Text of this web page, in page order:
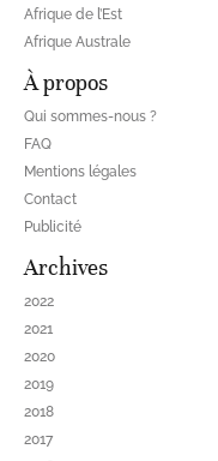
Afrique de l’Est
Afrique Australe
À propos
Qui sommes-nous ?
FAQ
Mentions légales
Contact
Publicité
Archives
2022
2021
2020
2019
2018
2017